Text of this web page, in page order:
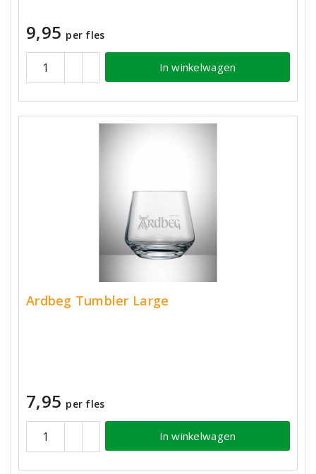
9,95 per fles
In winkelwagen
Ardbeg Tumbler Large
7,95 per fles
In winkelwagen